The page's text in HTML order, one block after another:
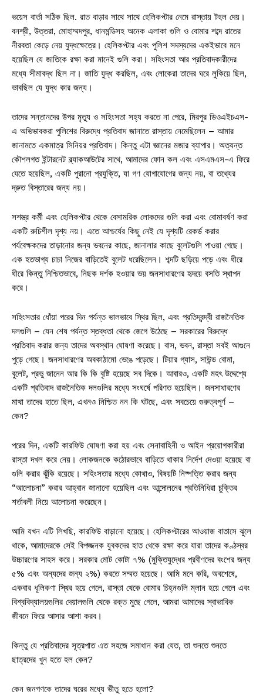
ভয়েস বার্তা সঠিক ছিল. রাত বাড়ার সাথে সাথে হেলিকপ্টার নেমে রাস্তায় টহল দেয়।
বনশ্রী, উত্তরা, মোহাম্মদপুর, ধানমন্ডিসহ অনেক এলাকা গুলি ও বোমার শব্দে রাতের
নীরবতা কেড়ে নেয় যুদ্ধক্ষেত্রে। হেলিকপ্টার এবং পুলিশ সদস্যদের একইভাবে মনে
হয়েছিল যে জাতিকে রক্ষা করা মানেই গুলি করা। সহিংসতা আর প্রতিবাদকারীদের
মধ্যে সীমাবদ্ধ ছিল না। জাতি যুদ্ধ করছিল, এবং লোকেরা তাদের ঘরে লুকিয়ে ছিল,
ভাবছিল যে যুদ্ধ কার জন্য।
তাদের সন্তানদের উপর মৃত্যু ও সহিংসতা সহ্য করতে না পেরে, মিরপুর ডিওএইচএস-
এ অভিভাবকরা পুলিশের বিরুদ্ধে প্রতিবাদ জানাতে রাস্তায় নেমেছিলেন – আমার
জানামতে একমাত্র সিনিয়র প্রতিবাদ। কিন্তু এটা জ্ঞানের মজার ব্যাপার। অত্যন্ত
কৌশলগত ইন্টারনেট ব্ল্যাকআউটের সাথে, আমাদের ফোন কল এবং এসএমএস-এ ফিরে
যেতে হয়েছিল, একটি পুরানো প্রযুক্তি, যা গণ যোগাযোগের জন্য নয়, বা তথ্যের
দ্রুত বিস্তারের জন্য নয়।
সশস্ত্র কর্মী এবং হেলিকপ্টার থেকে বেসামরিক লোকদের গুলি করা এবং বোমাবর্ষণ করা
একটি রুচিশীল দৃশ্য নয়। এতে আশ্চর্যের কিছু নেই যে দৃশ্যটি রেকর্ড করার
পর্যবেক্ষকদের তাড়ানোর জন্য ভবনের কাছে, জানালার কাছে বুলেটগুলি পাওয়া গেছে।
এক হতভাগ্য চাচা নিজের বাড়িতেই বুলেট ধরেছিলেন। শব্দটি ছড়িয়ে পড়ে এবং ধীরে
ধীরে কিন্তু নিশ্চিতভাবে, নিছক দর্শক হওয়ার ভয় জনসাধারণের হৃদয়ে বসতি স্থাপন
করে।
সহিংসতার ধোঁয়া পরের দিন পর্যন্ত ভালভাবে স্থির ছিল, এবং প্রতিদ্বন্দ্বী রাজনৈতিক
দলগুলি – যেন শেষ পর্যন্ত স্তব্ধতা থেকে জেগে উঠেছে – সরকারের বিরুদ্ধে
প্রতিবাদ করার জন্য তাদের অবস্থান ঘোষণা করেছে। বাস, ভবন, রাস্তা সবই আগুনে
পুড়ে গেছে। জনসাধারণের অবকাঠামো ভেঙে পড়েছে। টিয়ার গ্যাস, সাউন্ড বোমা,
বুলেট, প্রভু জানেন আর কি কি বৃষ্টি হয়েছে সব দিকে। আবারও, একটি মহৎ উদ্দেশ্যে
একটি প্রতিবাদ রাজনৈতিক দলগুলির মধ্যে সংঘর্ষে পরিণত হয়েছিল। জনসাধারণের
মাথা তাদের হাতে ছিল, এখনও নিশ্চিত নন কি ঘটছে, এবং সবচেয়ে গুরুত্বপূর্ণ –
কেন?
পরের দিন, একটি কারফিউ ঘোষণা করা হয় এবং সেনাবাহিনী ও আইন প্রয়োগকারীরা
রাস্তা দখল করে নেয়। লোকজনকে কঠোরভাবে বাড়িতে থাকার নির্দেশ দেওয়া হয়েছে বা
গুলি করার ঝুঁকি রয়েছে। সহিংসতার মধ্যে কোথাও, বিষয়টি নিষ্পত্তি করার জন্য
“আলোচনা” করার আহ্বান জানানো হয়েছিল এবং আন্দোলনের প্রতিনিধিরা চুক্তির
শর্তাবলী নিয়ে আলোচনা করেছেন।
আমি যখন এটি লিখছি, কারফিউ বাড়ানো হয়েছে। হেলিকপ্টারের আওয়াজ বাতাসে ঝুলে
থাকে, আমাদেরকে সেই বিপজ্জনক যুবকদের হাত থেকে রক্ষা করে যারা তাদের কণ্ঠস্বর
উচ্চারণের সাহস করে। সরকার মোট কোটা ৭% (মুক্তিযুদ্ধের প্রবীণদের বংশের জন্য
৫% এবং অন্যদের জন্য ২%) করতে সম্মত হয়েছে। আমি মনে করি, অবশেষে,
একবার ধূলিকণা স্থির হয়ে গেলে, রাস্তা থেকে বোমার চিহ্নগুলি ম্লান হয়ে গেলে এবং
বিশ্ববিদ্যালয়গুলির দেয়ালগুলি থেকে রক্ত ​​​​মুছে গেলে, আমরা আমাদের স্বাভাবিক
জীবনে ফিরে আসার আশা করব।
কিন্তু যে প্রতিবাদের সূত্রপাত এত সহজে সমাধান করা যেত, তা শুনতে শুনতে
ছাত্রদের খুন হতে হল কেন?
কেন জনগণকে তাদের ঘরের মধ্যে ভীতু হতে হলো?